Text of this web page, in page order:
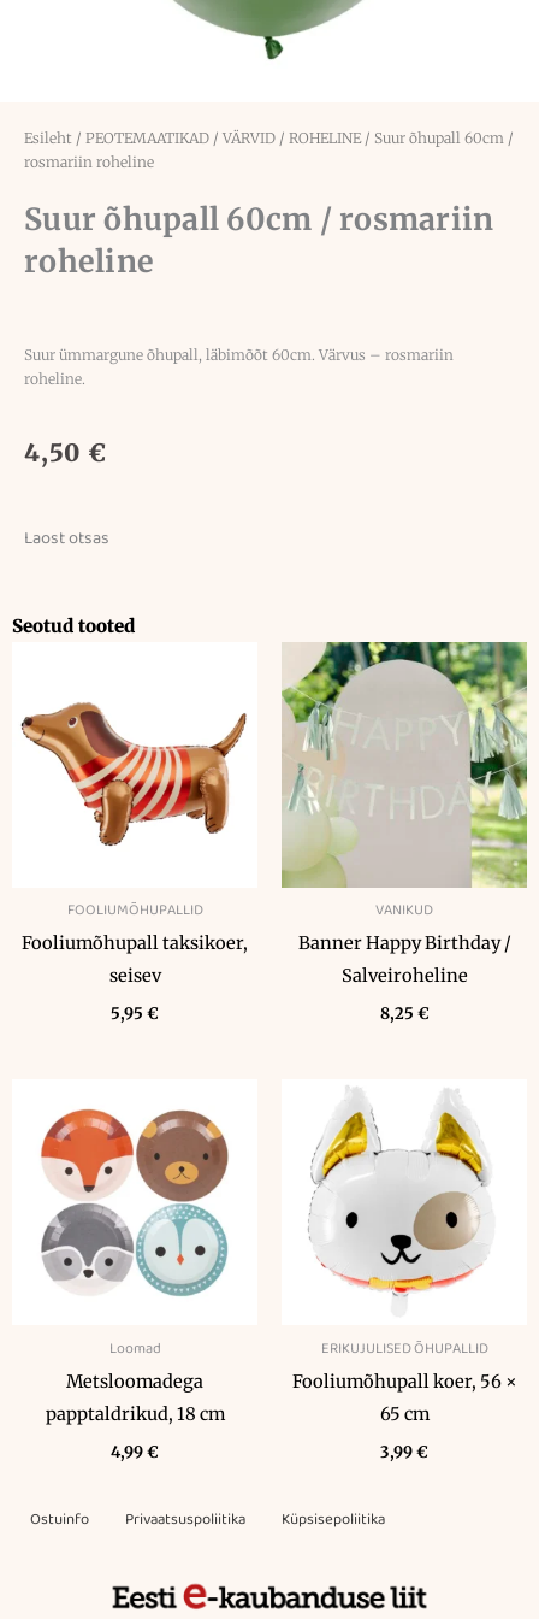
Esileht / PEOTEMAATIKAD / VÄRVID / ROHELINE/ Suur õhupall 60cm /
rosmariin roheline
Suur õhupall 60cm / rosmariin
roheline
Suur ümmargune õhupall, läbimõõt 60cm. Värvus – rosmariin
roheline.
4,50 €
Laost otsas
Seotud tooted
FOOLIUMÕHUPALLID
Fooliumõhupall taksikoer,
seisev
5,95 €
VANIKUD
Banner Happy Birthday /
Salveiroheline
8,25 €
Loomad
Metsloomadega
papptaldrikud, 18 cm
4,99€
ERIKUJULISED ÕHUPALLID
Fooliumõhupall koer, 56 ×
65 cm
3,99€
Ostuinfo Privaatsuspoliitika Küpsisepoliitika